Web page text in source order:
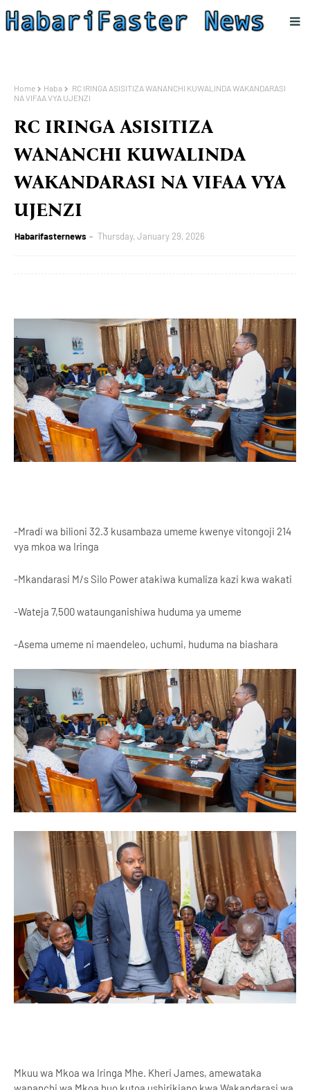
Home Haba
RC IRINGA ASISITIZA WANANCHI KUWALINDA WAKANDARASI
NA VIFAA VYA UJENZI
RC IRINGA ASISITIZA
WANANCHI KUWALINDA
WAKANDARASI NA VIFAA VYA
UJENZI
Habarifasternews Thursday, January 29, 2026
-Mradi wa bilioni 32.3 kusambaza umeme kwenye vitongoji 214
vya mkoa wa Iringa
-Mkandarasi M/s Silo Power atakiwa kumaliza kazi kwa wakati
-Wateja 7,500 wataunganishiwa huduma ya umeme
-Asema umeme ni maendeleo, uchumi, huduma na biashara
Mkuu wa Mkoa wa Iringa Mhe. Kheri James, amewataka